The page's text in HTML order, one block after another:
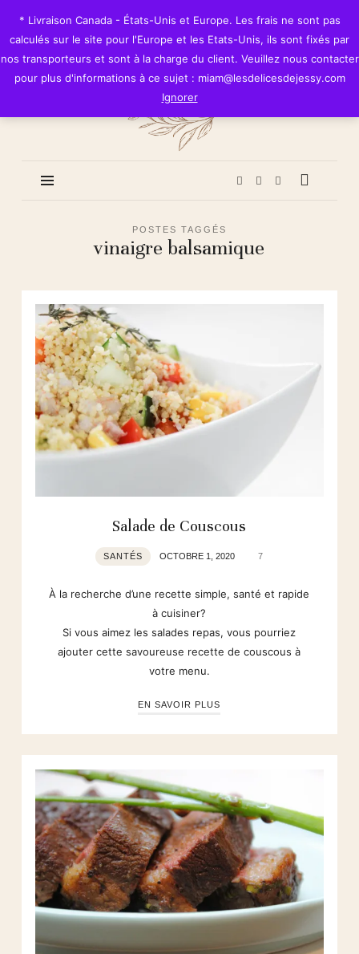
Les
Délices
de
Jessy
POSTES TAGGÉS
vinaigre balsamique
Salade de Couscous
SANTÉS OCTOBRE 1, 2020 7
À la recherche d’une recette simple, santé et rapide
à cuisiner?
Si vous aimez les salades repas, vous pourriez
ajouter cette savoureuse recette de couscous à
votre menu.
EN SAVOIR PLUS
* Livraison Canada - États-Unis et Europe. Les frais ne sont pas
calculés sur le site pour l'Europe et les Etats-Unis, ils sont fixés par
nos transporteurs et sont à la charge du client. Veuillez nous contacter
pour plus d'informations à ce sujet : miam@lesdelicesdejessy.com
Ignorer